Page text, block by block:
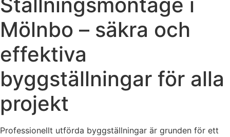
Ställningsmontage i
Mölnbo – säkra och
effektiva
byggställningar för alla
projekt
Professionellt utförda byggställningar är grunden för ett